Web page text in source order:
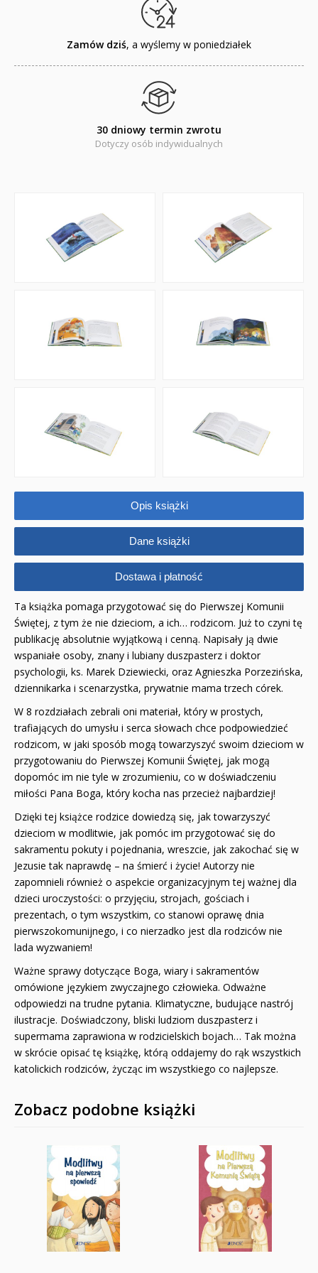
PROMOCJA ZESTAWY STARTOWE KAKADU
Zamów dziś, a wyślemy w poniedziałek
30 dniowy termin zwrotu
Dotyczy osób indywidualnych
Opis książki
Dane książki
Dostawa i płatność
Ta książka pomaga przygotować się do Pierwszej Komunii
Świętej, z tym że nie dzieciom, a ich… rodzicom. Już to czyni tę
publikację absolutnie wyjątkową i cenną. Napisały ją dwie
wspaniałe osoby, znany i lubiany duszpasterz i doktor
psychologii, ks. Marek Dziewiecki, oraz Agnieszka Porzezińska,
dziennikarka i scenarzystka, prywatnie mama trzech córek.
W 8 rozdziałach zebrali oni materiał, który w prostych,
trafiających do umysłu i serca słowach chce podpowiedzieć
rodzicom, w jaki sposób mogą towarzyszyć swoim dzieciom w
przygotowaniu do Pierwszej Komunii Świętej, jak mogą
dopomóc im nie tyle w zrozumieniu, co w doświadczeniu
miłości Pana Boga, który kocha nas przecież najbardziej!
Dzięki tej książce rodzice dowiedzą się, jak towarzyszyć
dzieciom w modlitwie, jak pomóc im przygotować się do
sakramentu pokuty i pojednania, wreszcie, jak zakochać się w
Jezusie tak naprawdę – na śmierć i życie! Autorzy nie
zapomnieli również o aspekcie organizacyjnym tej ważnej dla
dzieci uroczystości: o przyjęciu, strojach, gościach i
prezentach, o tym wszystkim, co stanowi oprawę dnia
pierwszokomunijnego, i co nierzadko jest dla rodziców nie
lada wyzwaniem!
Ważne sprawy dotyczące Boga, wiary i sakramentów
omówione językiem zwyczajnego człowieka. Odważne
odpowiedzi na trudne pytania. Klimatyczne, budujące nastrój
ilustracje. Doświadczony, bliski ludziom duszpasterz i
supermama zaprawiona w rodzicielskich bojach… Tak można
w skrócie opisać tę książkę, którą oddajemy do rąk wszystkich
katolickich rodziców, życząc im wszystkiego co najlepsze.
Zobacz podobne książki